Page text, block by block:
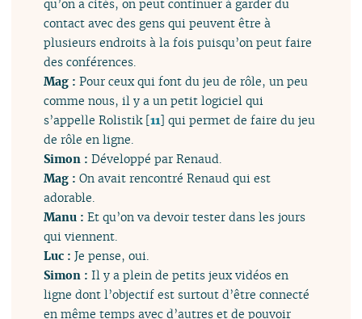
qu’on a cités, on peut continuer à garder du
contact avec des gens qui peuvent être à
plusieurs endroits à la fois puisqu’on peut faire
des conférences.
Mag :Pour ceux qui font du jeu de rôle, un peu
comme nous, il y a un petit logiciel qui
s’appelle Rolistik[11] qui permet de faire du jeu
de rôle en ligne.
Simon :Développé par Renaud.
Mag :On avait rencontré Renaud qui est
adorable.
Manu :Et qu’on va devoir tester dans les jours
qui viennent.
Luc :Je pense, oui.
Simon :Il y a plein de petits jeux vidéos en
ligne dont l’objectif est surtout d’être connecté
en même temps avec d’autres et de pouvoir